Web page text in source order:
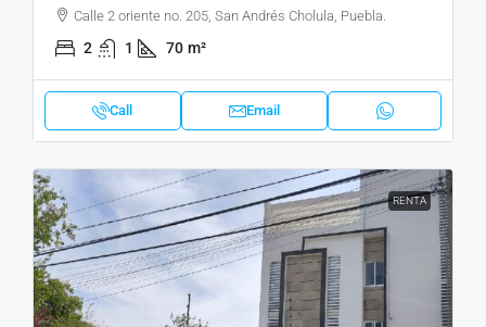
Calle 2 oriente no. 205, San Andrés Cholula, Puebla.
2 1 70 m²
Call Email
RENTA